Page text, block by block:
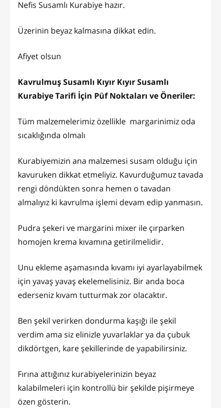
Nefis Susamlı Kurabiye hazır.
Üzerinin beyaz kalmasına dikkat edin.
Afiyet olsun
Kavrulmuş Susamlı Kıyır Kıyır Susamlı
Kurabiye Tarifi İçin Püf Noktaları ve Öneriler:
Tüm malzemelerimiz özellikle margarinimiz oda
sıcaklığında olmalı
Kurabiyemizin ana malzemesi susam olduğu için
kavuruken dikkat etmeliyiz. Kavurduğumuz tavada
rengi döndükten sonra hemen o tavadan
almalıyız ki kavrulma işlemi devam edip yanmasın.
Pudra şekeri ve margarini mixer ile çırparken
homojen krema kıvamına getirilmelidir.
Unu ekleme aşamasında kıvamı iyi ayarlayabilmek
için yavaş yavaş ekelemelisiniz. Bir anda boca
ederseniz kıvam tutturmak zor olacaktır.
Ben şekil verirken dondurma kaşığı ile şekil
verdim ama siz elinizle yuvarlaklar ya da çubuk
dikdörtgen, kare şekillerinde de yapabilirsiniz.
Fırına attığınız kurabiyelerinizin beyaz
kalabilmeleri için kontrollü bir şekilde pişirmeye
özen gösterin.